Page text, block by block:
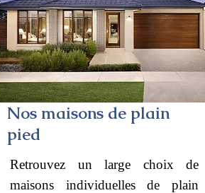
Nos maisons de plain
pied
Retrouvez un large choix de
maisons individuelles de plain